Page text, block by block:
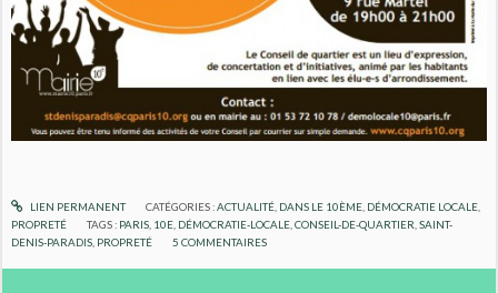
LIEN PERMANENT CATÉGORIES :ACTUALITÉ, DANS LE 10ÈME, DÉMOCRATIE LOCALE,
PROPRETÉ
TAGS : PARIS 10E DÉMOCRATIE-LOCALE ,CONSEIL-DE-QUARTIER ,SAINT-
DENIS-PARADIS PROPRETÉ 5 COMMENTAIRES